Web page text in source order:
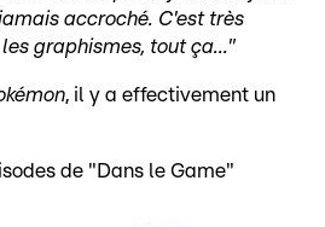
accroché. C'est très
graphismes, tout ça..."
, il y a effectivement un
de "Dans le Game"